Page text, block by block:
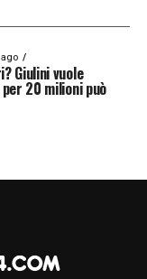
Giulini vuole
20 milioni può